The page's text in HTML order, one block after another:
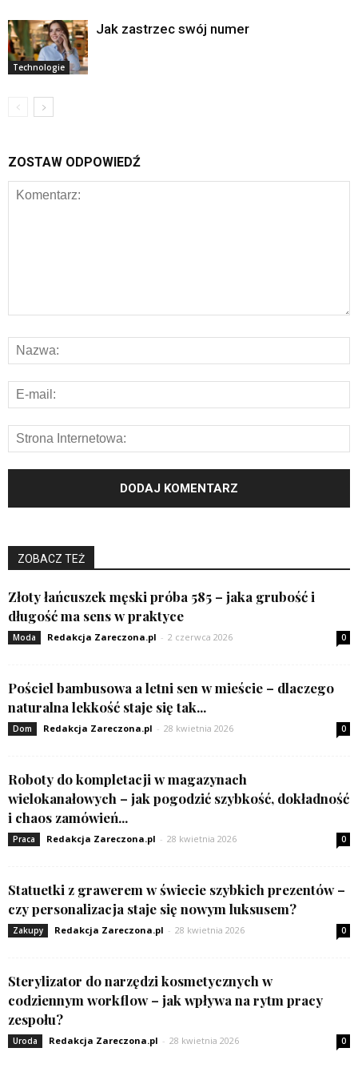
Technologie
Jak zastrzec swój numer
ZOSTAW ODPOWIEDŹ
ZOBACZ TEŻ
Złoty łańcuszek męski próba 585 – jaka grubość i
długość ma sens w praktyce
Moda Redakcja Zareczona.pl - 2 czerwca 2026 0
Pościel bambusowa a letni sen w mieście – dlaczego
naturalna lekkość staje się tak...
Dom Redakcja Zareczona.pl - 28 kwietnia 2026 0
Roboty do kompletacji w magazynach
wielokanałowych – jak pogodzić szybkość, dokładność
i chaos zamówień...
Praca Redakcja Zareczona.pl - 28 kwietnia 2026 0
Statuetki z grawerem w świecie szybkich prezentów –
czy personalizacja staje się nowym luksusem?
Zakupy Redakcja Zareczona.pl - 28 kwietnia 2026 0
Sterylizator do narzędzi kosmetycznych w
codziennym workflow – jak wpływa na rytm pracy
zespołu?
Uroda Redakcja Zareczona.pl - 28 kwietnia 2026 0